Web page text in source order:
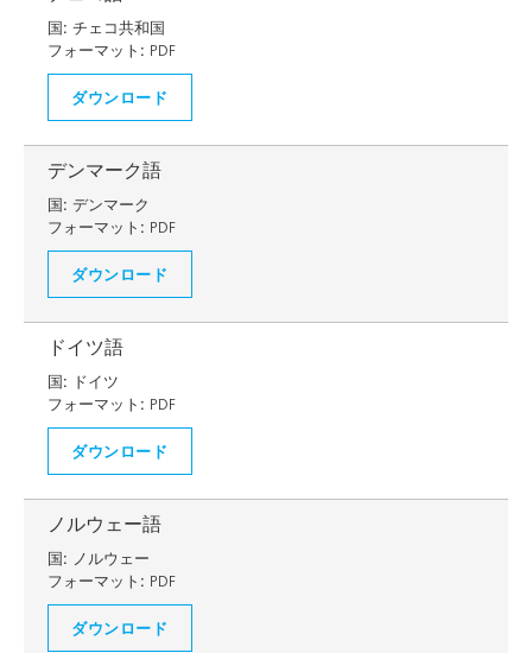
国: チェコ共和国
フォーマット: PDF
ダウンロード
デンマーク語
国: デンマーク
フォーマット: PDF
ダウンロード
ドイツ語
国: ドイツ
フォーマット: PDF
ダウンロード
ノルウェー語
国: ノルウェー
フォーマット: PDF
ダウンロード